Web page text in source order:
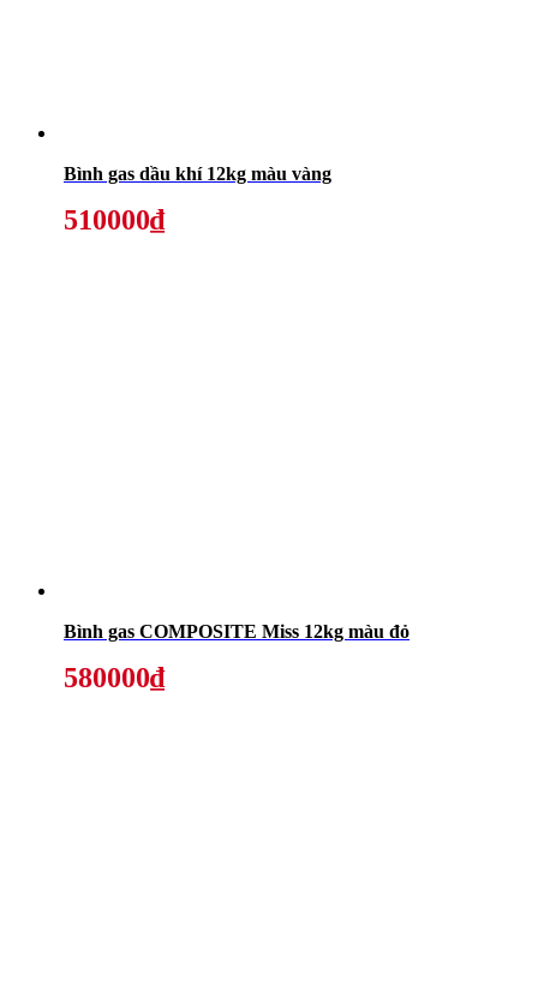
Bình gas dầu khí 12kg màu vàng
510000₫
Bình gas COMPOSITE Miss 12kg màu đỏ
580000₫